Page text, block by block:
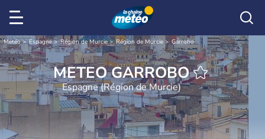
Météo Espagne Région de Murcie Région de Murcie Garrobo
METEO GARROBO
Espagne (Région de Murcie)